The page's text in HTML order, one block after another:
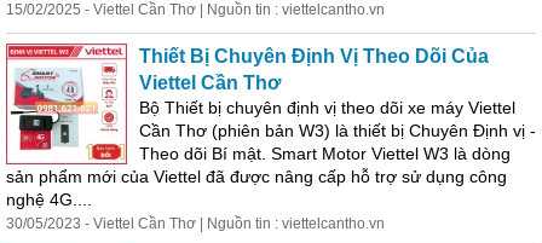
15/02/2025 - Viettel Cần Thơ | Nguồn tin : viettel cantho.vn
Thiết Bị Chuyên Định Vị Theo Dõi Của
Viettel Cần Thơ
Bộ Thiết bị chuyên định vị theo dõi xe máy Viettel
Cần Thơ (phiên bản W3) là thiết bị Chuyên Định vị -
Theo dõi Bí mật. Smart Motor Viettel W3 là dòng
sản phẩm mới của Viettel đã được nâng cấp hỗ trợ sử dụng công
nghệ 4G....
30/05/2023 - Viettel Cần Thơ | Nguồn tin : viettel cantho.vn